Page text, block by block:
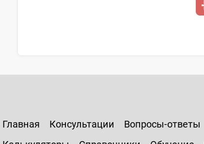
Главная Консультации Вопросы-ответы